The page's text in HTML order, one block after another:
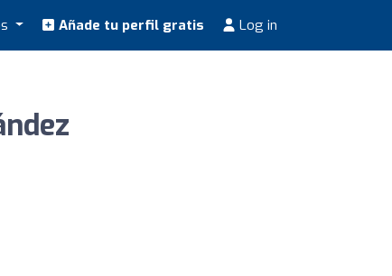
Añade tu perfil gratis Log in